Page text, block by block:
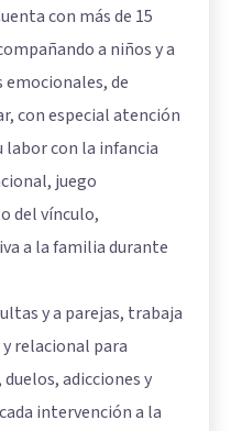
con más de 15
a niños y a
de
con especial atención
labor con la infancia
juego
del vínculo,
a la familia durante
y a parejas, trabaja
relacional para
adicciones y
intervención a la